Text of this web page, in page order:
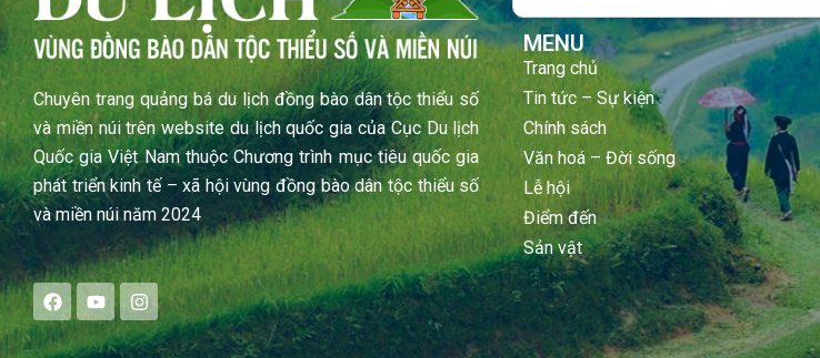
Chuyên trang quảng bá du lịch đồng bào dân tộc thiểu số
và miền núi trên website du lịch quốc gia của Cục Du lịch
Quốc gia Việt Nam thuộc Chương trình mục tiêu quốc gia
phát triển kinh tế – xã hội vùng đồng bào dân tộc thiểu số
và miền núi năm 2024
F
a
c
e
Y
o
u
t
I
n
s
t
MENU
Trang chủ
Tin tức – Sự kiện
Chính sách
Văn hoá – Đời sống
Lễ hội
Điểm đến
Sản vật